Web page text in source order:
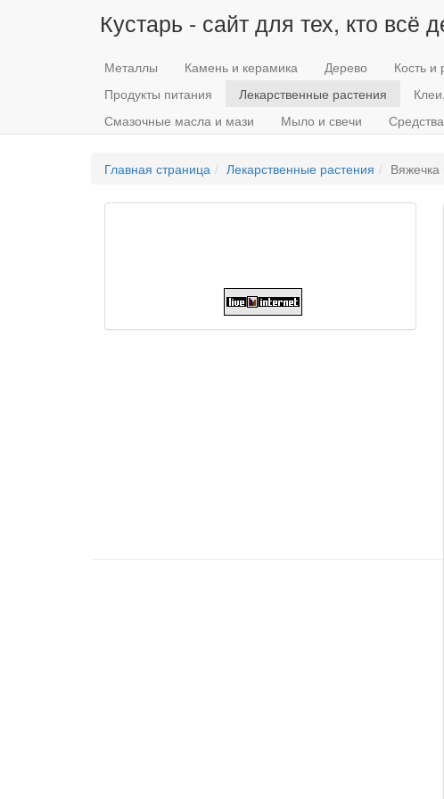
Кустарь - сайт для тех, кто всё
Металлы Камень и керамика Дерево Кость и
Продукты питания
Лекарственные растения
Смазочные масла и мази
Мыло и свечи
Главная страница Лекарственные растения Вяжечка